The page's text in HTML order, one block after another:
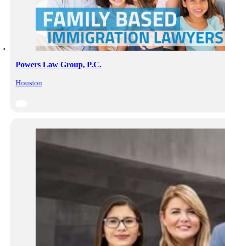
Powers Law Group, P.C.
Houston